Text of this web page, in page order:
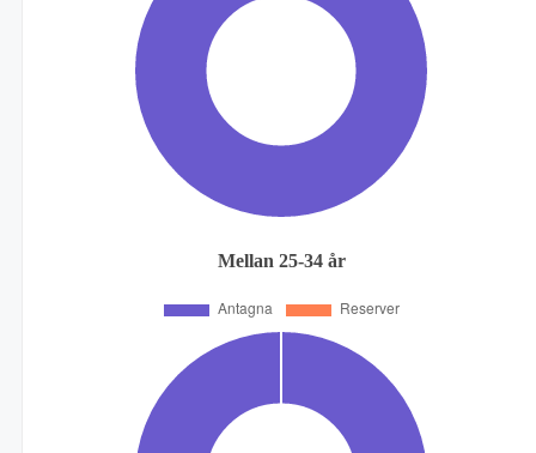
Mellan 25-34 år